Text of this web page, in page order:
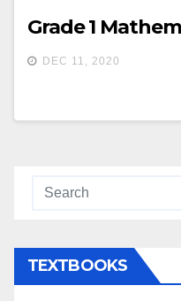
Grade 1
DEC 11, 2020
TEXTBOOKS